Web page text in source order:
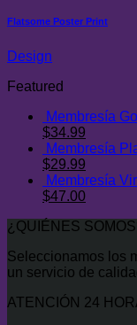
Flatsome Poster Print
Design
Featured
Membresía
El
precio
original
era:
$400.00.
$34.99
precio
es:
$34.99.
Membresía
El
precio
original
$300.00.
$29.99
precio
actual
$29.99.
Membresía
El
original
$500.00.
$47.00El
actual
$47.00.
¿QUIÉNES
Seleccionamos los
un servicio de
ATENCIÓN 24